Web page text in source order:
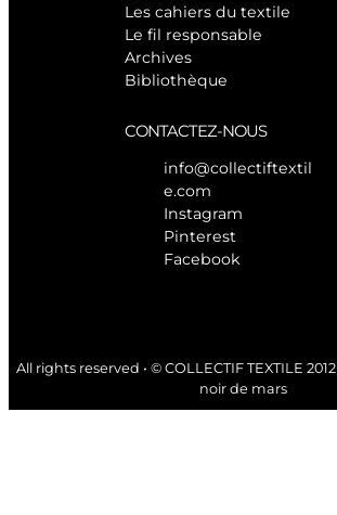
Les cahiers du textile
Le fil responsable
Archives
Bibliothèque
CONTACTEZ-NOUS
info@collectiftextil
e.com
Instagram
Pinterest
Facebook
All rights reserved • © COLLECTIF TEXTILE
noir de mars